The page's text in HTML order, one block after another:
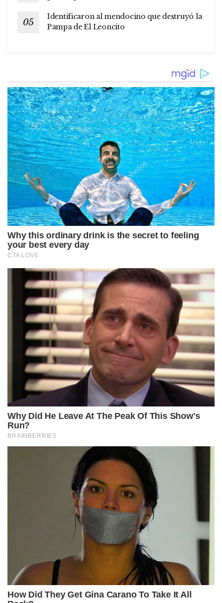
Identificaron al mendocino que destruyó la
Pampa de El Leoncito